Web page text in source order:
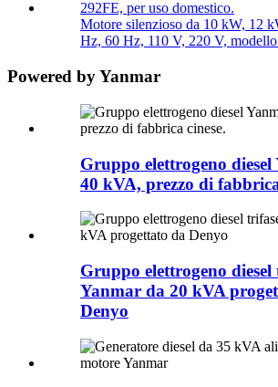
Motore silenzioso da 10 kW, 12
Hz, 60 Hz, 110 V, 220 V,
Powered by Yanmar
Gruppo elettrogeno
40 kVA, prezzo di
Gruppo elettrogeno diesel
Yanmar da 20 kVA
Denyo